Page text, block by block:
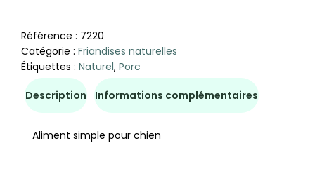
Référence : 7220
Catégorie : Friandises naturelles
Étiquettes : Naturel, Porc
Description Informations complémentaires
Aliment simple pour chien